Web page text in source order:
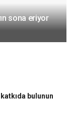
sona eriyor
bulunun